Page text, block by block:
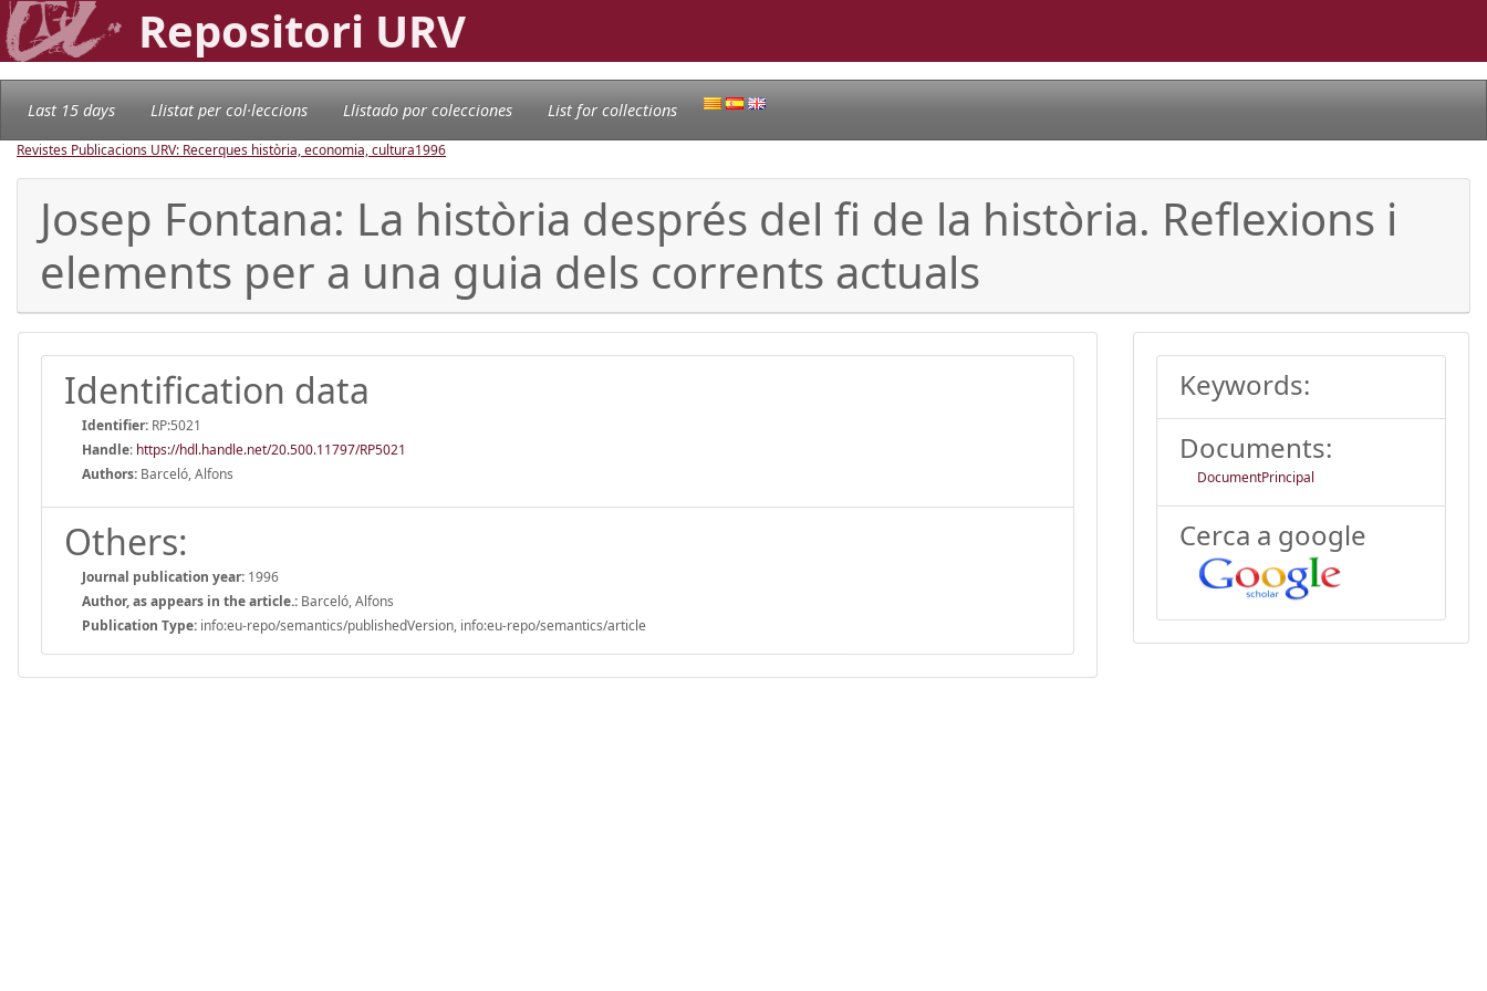
Repositori URV
Last 15 days Llistat per col·leccions Llistado por colecciones List for collections
Revistes Publicacions URV: Recerques història, economia, cultura1996
Josep Fontana: La història després del fi de la història. Reflexions i
elements per a una guia dels corrents actuals
Identification data
Identifier: RP:5021
Handle: https://hdl.handle.net/20.500.11797/RP5021
Authors: Barceló, Alfons
Others:
Journal publication year: 1996
Author, as appears in the article.: Barceló, Alfons
Publication Type: info:eu-repo/semantics/publishedVersion, info:eu-repo/semantics/article
Keywords:
Documents:
DocumentPrincipal
Cerca a google